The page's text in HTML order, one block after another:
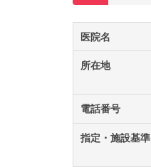
医院名
所在地
電話番号
指定・施設基準